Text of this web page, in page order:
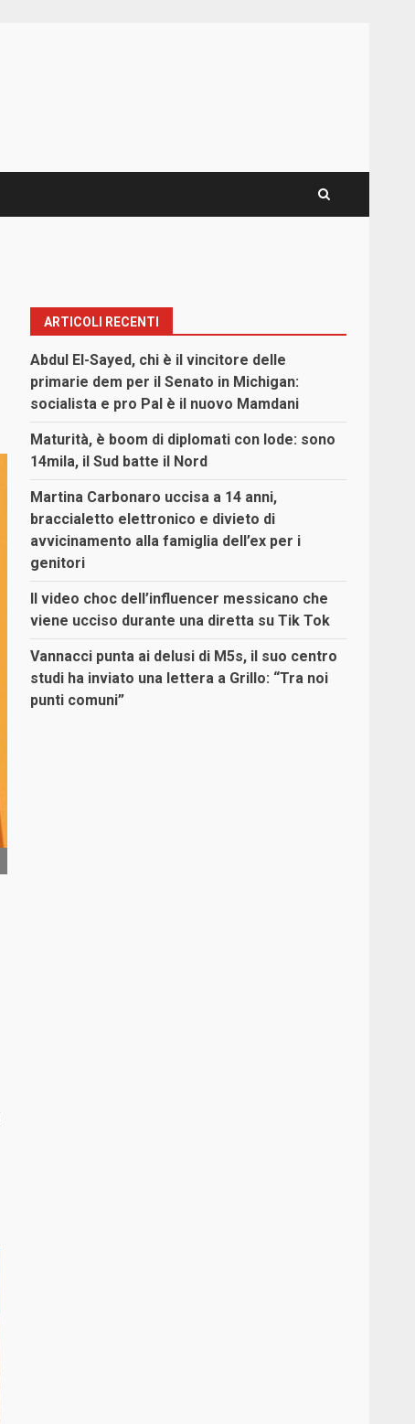
ARTICOLI RECENTI
Abdul El-Sayed, chi è il vincitore delle
primarie dem per il Senato in Michigan:
socialista e pro Pal è il nuovo Mamdani
Maturità, è boom di diplomati con lode: sono
14mila, il Sud batte il Nord
Martina Carbonaro uccisa a 14 anni,
braccialetto elettronico e divieto di
avvicinamento alla famiglia dell’ex per i
genitori
Il video choc dell’influencer messicano che
viene ucciso durante una diretta su Tik Tok
Vannacci punta ai delusi di M5s, il suo centro
studi ha inviato una lettera a Grillo: “Tra noi
punti comuni”